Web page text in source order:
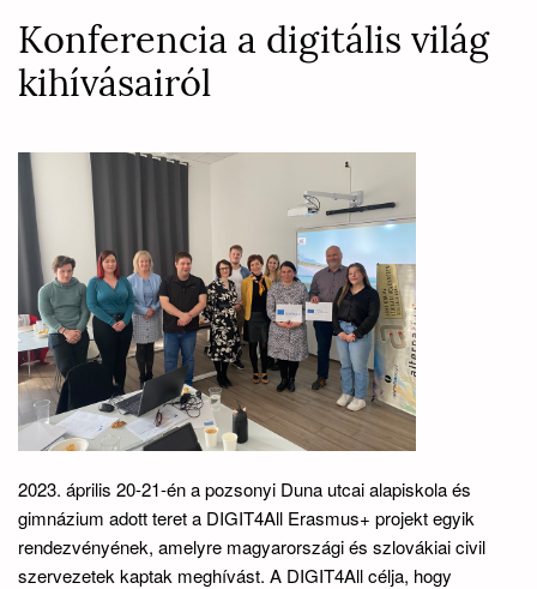
Konferencia a digitális világ
kihívásairól
2023. április 20-21-én a pozsonyi Duna utcai alapiskola és
gimnázium adott teret a DIGIT4All Erasmus+ projekt egyik
rendezvényének, amelyre magyarországi és szlovákiai civil
szervezetek kaptak meghívást. A DIGIT4All célja, hogy